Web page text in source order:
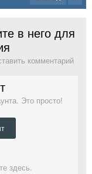
в него для
комментарий
Это просто!
здесь.